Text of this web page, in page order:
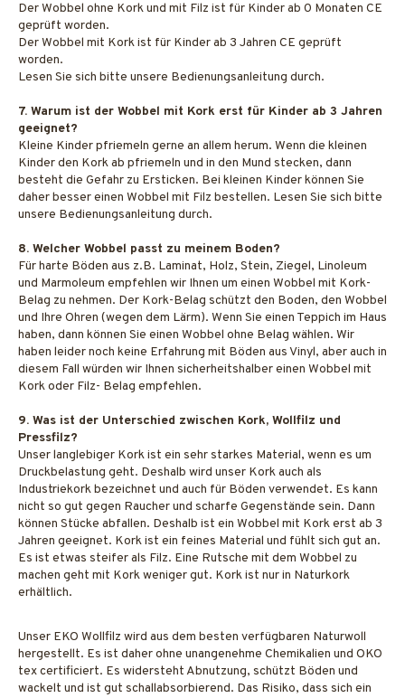
Der Wobbel ohne Kork und mit Filz ist für Kinder ab 0 Monaten CE
geprüft worden.
Der Wobbel mit Kork ist für Kinder ab 3 Jahren CE geprüft
worden.
Lesen Sie sich bitte unsere Bedienungsanleitung durch.
7. Warum ist der Wobbel mit Kork erst für Kinder ab 3 Jahren
geeignet?
Kleine Kinder pfriemeln gerne an allem herum. Wenn die kleinen
Kinder den Kork ab pfriemeln und in den Mund stecken, dann
besteht die Gefahr zu Ersticken. Bei kleinen Kinder können Sie
daher besser einen Wobbel mit Filz bestellen. Lesen Sie sich bitte
unsere Bedienungsanleitung durch.
8. Welcher Wobbel passt zu meinem Boden?
Für harte Böden aus z.B. Laminat, Holz, Stein, Ziegel, Linoleum
und Marmoleum empfehlen wir Ihnen um einen Wobbel mit Kork-
Belag zu nehmen. Der Kork-Belag schützt den Boden, den Wobbel
und Ihre Ohren (wegen dem Lärm). Wenn Sie einen Teppich im Haus
haben, dann können Sie einen Wobbel ohne Belag wählen. Wir
haben leider noch keine Erfahrung mit Böden aus Vinyl, aber auch in
diesem Fall würden wir Ihnen sicherheitshalber einen Wobbel mit
Kork oder Filz- Belag empfehlen.
9. Was ist der Unterschied zwischen Kork, Wollfilz und
Pressfilz?
Unser langlebiger Kork ist ein sehr starkes Material, wenn es um
Druckbelastung geht. Deshalb wird unser Kork auch als
Industriekork bezeichnet und auch für Böden verwendet. Es kann
nicht so gut gegen Raucher und scharfe Gegenstände sein. Dann
können Stücke abfallen. Deshalb ist ein Wobbel mit Kork erst ab 3
Jahren geeignet. Kork ist ein feines Material und fühlt sich gut an.
Es ist etwas steifer als Filz. Eine Rutsche mit dem Wobbel zu
machen geht mit Kork weniger gut. Kork ist nur in Naturkork
erhältlich.
Unser EKO Wollfilz wird aus dem besten verfügbaren Naturwoll
hergestellt. Es ist daher ohne unangenehme Chemikalien und OKO
tex certificiert. Es widersteht Abnutzung, schützt Böden und
wackelt und ist gut schallabsorbierend. Das Risiko, dass sich ein